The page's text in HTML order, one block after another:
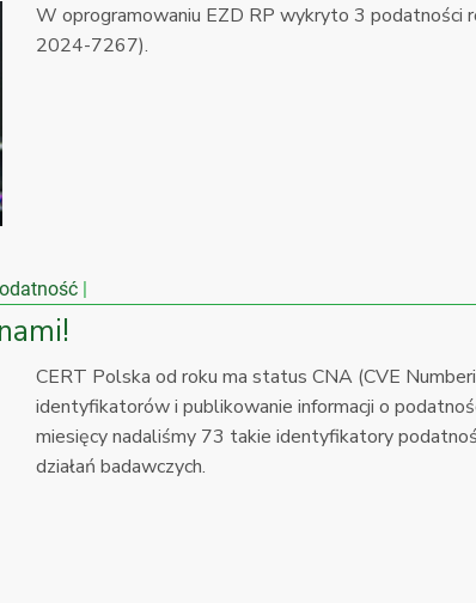
W oprogramowaniu EZD RP wykryto 3
2024-7267).
CERT Polska od roku ma status CNA (CVE
identyfikatorów i publikowanie informacji o
miesięcy nadaliśmy 73 takie identyfikatory
działań badawczych.